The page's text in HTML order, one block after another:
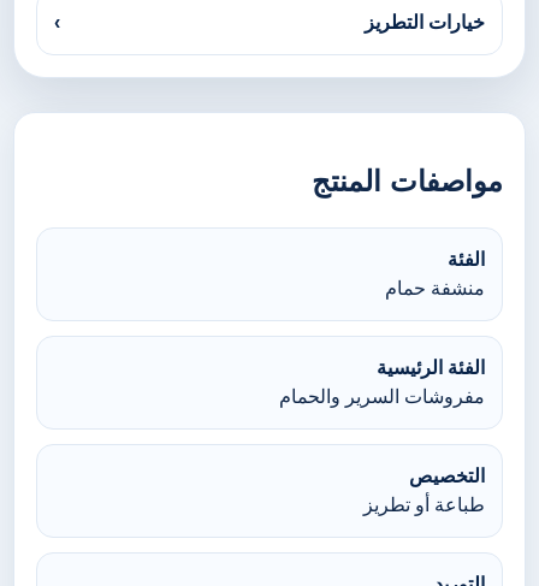
خيارات التطريز ›
مواصفات المنتج
الفئة
منشفة حمام
الفئة الرئيسية
مفروشات السرير والحمام
التخصيص
طباعة أو تطريز